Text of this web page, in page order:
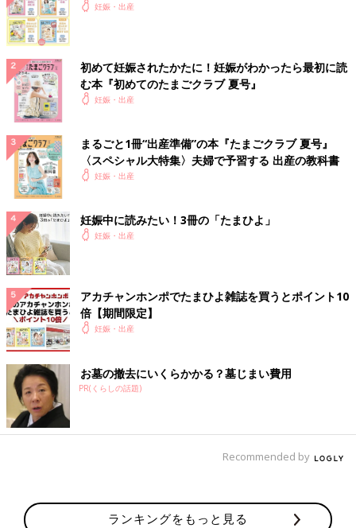
妊娠・出産
初めて妊娠されたかたに！妊娠がわかったら最初に読
む本『初めてのたまごクラブ 夏号』
妊娠・出産
まるごと1冊“出産準備”の本『たまごクラブ 夏号』
〈スペシャル大特集〉夫婦で予習する 出産の教科書
妊娠・出産
妊娠中に読みたい！3冊の「たまひよ」
妊娠・出産
アカチャンホンポでたまひよ雑誌を買うとポイント10
倍【期間限定】
妊娠・出産
お墓の撤去にいくらかかる？墓じまい費用
PR(くらしの話題)
Recommended by
ランキングをもっと見る